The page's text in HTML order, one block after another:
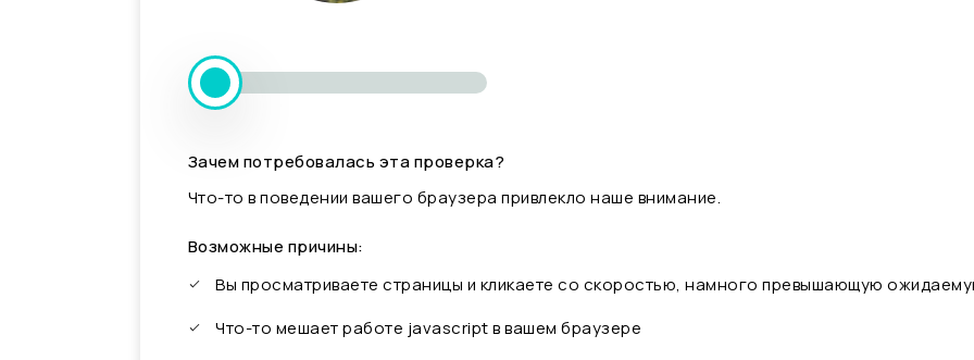
Зачем потребовалась эта проверка?
Что-то в поведении вашего браузера привлекло наше внимание.
Возможные причины:
Вы просматриваете страницы и кликаете со скоростью, намного превышающую
Что-то мешает работе javascript в вашем браузере